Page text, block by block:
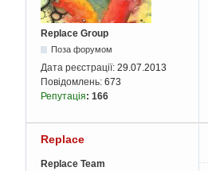
Replace Group
Поза форумом
Дата реєстрації: 29.07.2013
Повідомлень: 673
Репутація: 166
Replace
Replace Team